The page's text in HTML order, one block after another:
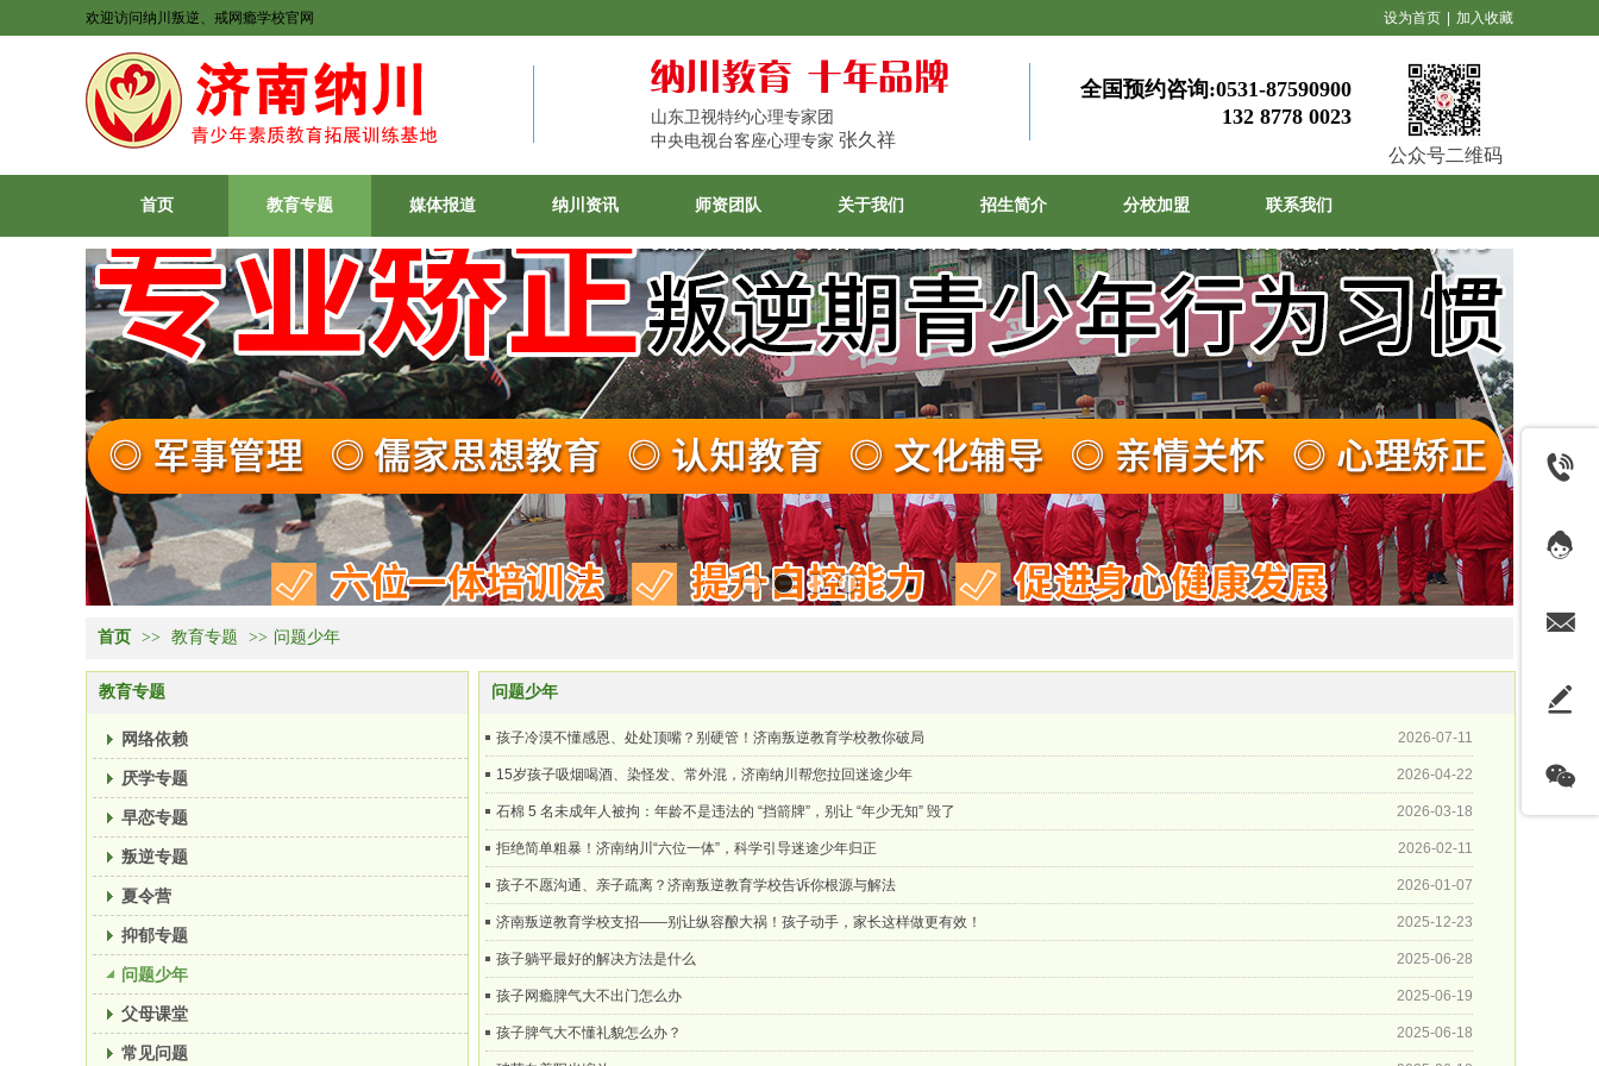
山东卫视特约心理专家团
中央电视台客座心理专家 张久祥
欢迎访问纳川叛逆、戒网瘾学校官网
全国预约咨询:0531-87590900
132 8778 0023
公众号二维码
设为首页 加入收藏
首页 教育专题 媒体报道 纳川资讯 师资团队 关于我们 招生简介 分校加盟 联系我们
首页 >> 教育专题 >> 问题少年
教育专题
网络依赖
厌学专题
早恋专题
叛逆专题
夏令营
抑郁专题
问题少年
父母课堂
常见问题
问题少年
孩子冷漠不懂感恩、处处顶嘴？别硬管！济南叛逆教育学校教你破局 2026-07-11
15岁孩子吸烟喝酒、染怪发、常外混，济南纳川帮您拉回迷途少年 2026-04-22
石棉 5 名未成年人被拘：年龄不是违法的 “挡箭牌”，别让 “年少无知” 毁了 2026-03-18
拒绝简单粗暴！济南纳川“六位一体”，科学引导迷途少年归正 2026-02-11
孩子不愿沟通、亲子疏离？济南叛逆教育学校告诉你根源与解法 2026-01-07
济南叛逆教育学校支招——别让纵容酿大祸！孩子动手，家长这样做更有效！ 2025-12-23
孩子躺平最好的解决方法是什么 2025-06-28
孩子网瘾脾气大不出门怎么办 2025-06-19
孩子脾气大不懂礼貌怎么办？ 2025-06-18